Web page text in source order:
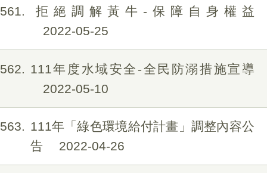
561
拒絕調解黃牛-保障自身權益
2022-05-25
562
111年度水域安全-全民防溺措施宣導
2022-05-10
563
111年「綠色環境給付計畫」調整內容公
告
2022-04-26